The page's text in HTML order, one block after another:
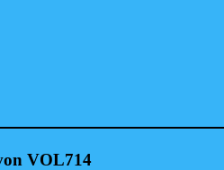
gewählt
VOL714